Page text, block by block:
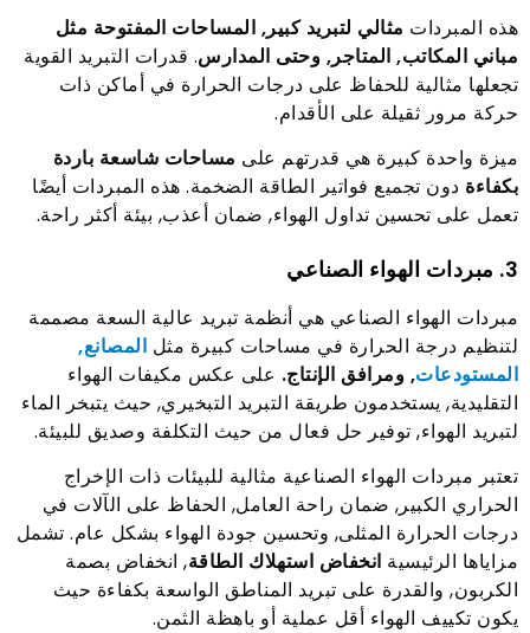
هذه المبردات مثالي لتبريد كبير, المساحات المفتوحة مثل
مباني المكاتب, المتاجر, وحتى المدارس. قدرات التبريد القوية
تجعلها مثالية للحفاظ على درجات الحرارة في أماكن ذات
حركة مرور ثقيلة على الأقدام.
ميزة واحدة كبيرة هي قدرتهم على مساحات شاسعة باردة
بكفاءة دون تجميع فواتير الطاقة الضخمة. هذه المبردات أيضًا
تعمل على تحسين تداول الهواء, ضمان أعذب, بيئة أكثر راحة.
3. مبردات الهواء الصناعي
مبردات الهواء الصناعي هي أنظمة تبريد عالية السعة مصممة
لتنظيم درجة الحرارة في مساحات كبيرة مثل المصانع,
المستودعات, ومرافق الإنتاج. على عكس مكيفات الهواء
التقليدية, يستخدمون طريقة التبريد التبخيري, حيث يتبخر الماء
لتبريد الهواء, توفير حل فعال من حيث التكلفة وصديق للبيئة.
تعتبر مبردات الهواء الصناعية مثالية للبيئات ذات الإخراج
الحراري الكبير, ضمان راحة العامل, الحفاظ على الآلات في
درجات الحرارة المثلى, وتحسين جودة الهواء بشكل عام. تشمل
مزاياها الرئيسية انخفاض استهلاك الطاقة, انخفاض بصمة
الكربون, والقدرة على تبريد المناطق الواسعة بكفاءة حيث
يكون تكييف الهواء أقل عملية أو باهظة الثمن.